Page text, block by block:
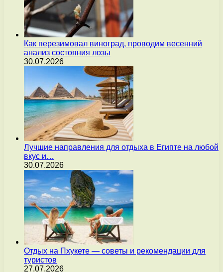
Как перезимовал виноград, проводим весенний
анализ состояния лозы
30.07.2026
Лучшие направления для отдыха в Египте на любой
вкус и…
30.07.2026
Отдых на Пхукете — советы и рекомендации для
туристов
27.07.2026